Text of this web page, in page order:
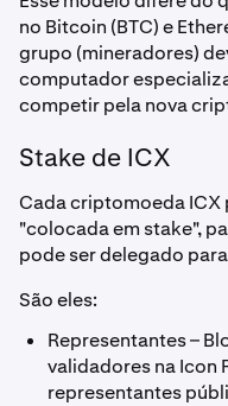
no Bitcoin (BTC) e
grupo (mineradores)
computador
competir pela nova
Stake de ICX
Cada criptomoeda ICX
"colocada em stake",
pode ser delegado
São eles:
Representantes –
validadores na Icon
representantes